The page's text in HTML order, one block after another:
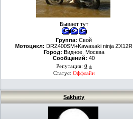
Бывает тут
Группа: Свой
Мотоцикл: DRZ400SM+Kawasaki ninja ZX12R
Город: Видное, Москва
Сообщений: 40
Репутация: 0 ±
Статус: Оффлайн
Sakhaty